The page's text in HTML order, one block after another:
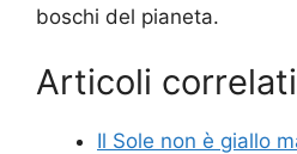
boschi del pianeta.
Articoli
Il Sole non è giallo